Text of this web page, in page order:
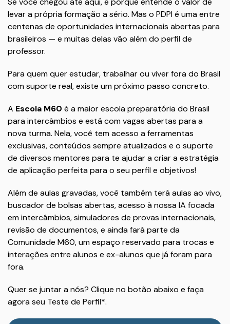
levar a própria formação a sério. Mas o PDPI é uma entre
centenas de oportunidades internacionais abertas para
brasileiros — e muitas delas vão além do perfil de
professor.
Para quem quer estudar, trabalhar ou viver fora do Brasil
com suporte real, existe um próximo passo concreto.
A Escola M60 é a maior escola preparatória do Brasil
para intercâmbios e está com vagas abertas para a
nova turma. Nela, você tem acesso a ferramentas
exclusivas, conteúdos sempre atualizados e o suporte
de diversos mentores para te ajudar a criar a estratégia
de aplicação perfeita para o seu perfil e objetivos!
Além de aulas gravadas, você também terá aulas ao vivo,
buscador de bolsas abertas, acesso à nossa IA focada
em intercâmbios, simuladores de provas internacionais,
revisão de documentos, e ainda fará parte da
Comunidade M60, um espaço reservado para trocas e
interações entre alunos e ex-alunos que já foram para
fora.
Quer se juntar a nós? Clique no botão abaixo e faça
agora seu Teste de Perfil*.